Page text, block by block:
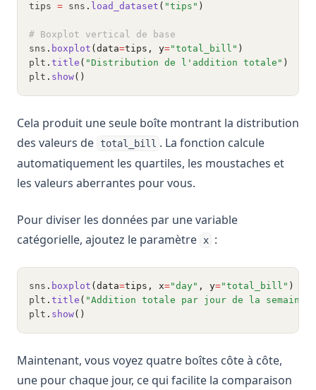
tips = sns . load_dataset ( "tips" )
# Boxplot vertical de base
sns . boxplot (data=tips, y="total_bill" )
plt . title ( "Distribution de l'addition totale" )
plt . show()
Cela produit une seule boîte montrant la distribution
des valeurs de
total_bill . La fonction calcule
automatiquement les quartiles, les moustaches et
les valeurs aberrantes pour vous.
Pour diviser les données par une variable
catégorielle, ajoutez le paramètre
x :
sns . boxplot (data=tips, x="day" , y="total_bill" )
plt . title ( "Addition totale par jour de la semaine"
plt . show()
Maintenant, vous voyez quatre boîtes côte à côte,
une pour chaque jour, ce qui facilite la comparaison